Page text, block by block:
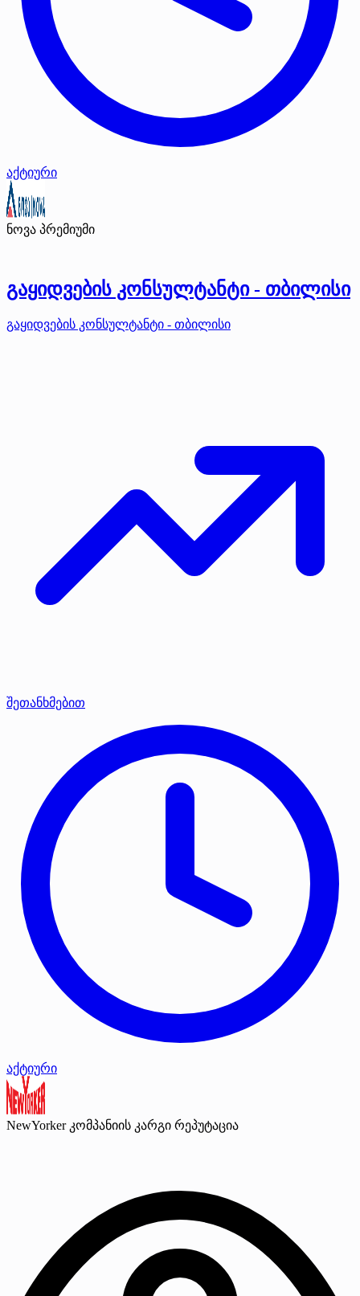
აქტიური
ნოვა პრემიუმი
გაყიდვების კონსულტანტი - თბილისი
გაყიდვების კონსულტანტი - თბილისი
შეთანხმებით
აქტიური
NewYorker კომპანიის კარგი რეპუტაცია